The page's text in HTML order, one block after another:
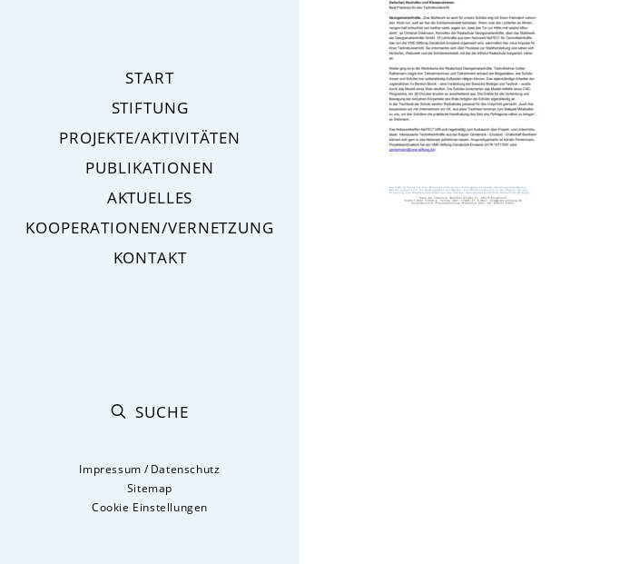
START
STIFTUNG
PROJEKTE/AKTIVITÄTEN
PUBLIKATIONEN
AKTUELLES
KOOPERATIONEN/VERNETZUNG
KONTAKT
SUCHE
Impressum /Datenschutz
Sitemap
Cookie Einstellungen